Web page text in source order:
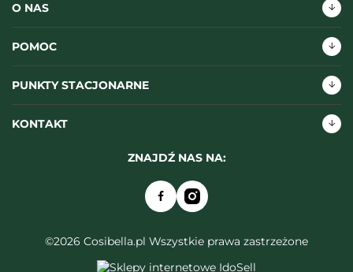
O NAS
POMOC
PUNKTY STACJONARNE
KONTAKT
ZNAJDŹ NAS NA:
©2026 Cosibella.pl Wszystkie prawa zastrzeżone